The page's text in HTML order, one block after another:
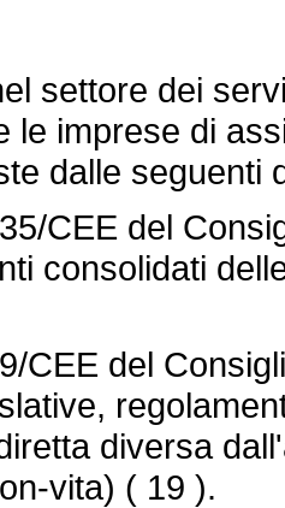
settore dei
le imprese di
dalle seguenti
CEE del
consolidati
CEE del
diversa
vita) ( 19 ).